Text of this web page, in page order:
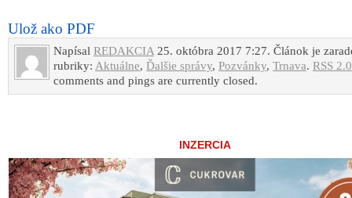
Ulož ako PDF
Napísal REDAKCIA25. októbra 2017 7:27. Článok je
rubriky: Aktuálne, Ďalšie správy, Pozvánky, Trnava. RSS 2.0
comments and pings are currently closed.
INZERCIA